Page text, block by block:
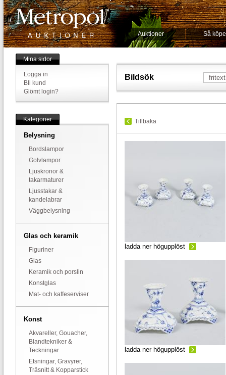
Auktioner Så
Mina sidor
Logga in
Bli kund
Glömt login?
Kategorier
Belysning
Bordslampor
Golvlampor
Ljuskronor &
takarmaturer
Ljusstakar &
kandelabrar
Väggbelysning
Glas och keramik
Figuriner
Glas
Keramik och porslin
Konstglas
Mat- och kaffeserviser
Konst
Akvareller, Gouacher,
Blandtekniker &
Teckningar
Etsningar, Gravyrer,
Träsnitt & Kopparstick
Bildsök
Tillbaka
ladda ner högupplöst
ladda ner högupplöst